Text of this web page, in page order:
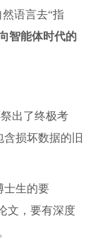
语言去“指
智能体时代的
出了终极考
损坏数据的旧
士生的要
文，要有深度